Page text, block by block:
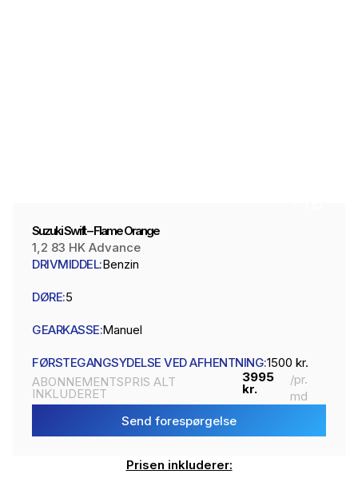
Suzuki Swift – Flame Orange
1,2 83 HK Advance
DRIVMIDDEL:Benzin
DØRE:5
GEARKASSE:Manuel
FØRSTEGANGSYDELSE VED AFHENTNING:1500 kr.
ABONNEMENTSPRIS ALT
INKLUDERET
3995
kr.
/pr.
md
Send forespørgelse
Prisen inkluderer: